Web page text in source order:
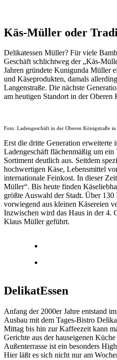
Käs-Müller oder
Delikatessen Müller? Für viele
Geschäft schlichtweg der „Käs-
Jahren gründete Kunigunda Müller
und Käseprodukten, damals
Langenstraße. Die nächste
am heutigen Standort in der Oberen
Foto: Ladengeschäft in der Oberen Königstraße
Erst die dritte Generation erweiterte
Ladengeschäft flächenmäßig um ein
Sortiment deutlich aus. Seitdem
hochwertigen Käse, Lebensmittel
internationale Feinkost. In dieser
Müller“. Bis heute finden
größte Auswahl der Stadt. Über 130
vorwiegend aus kleinen Käsereien
Inzwischen wird das Haus in der 4.
Klaus Müller geführt.
DelikatEssen
Anfang der 2000er Jahre entstand
Ausbau mit dem Tages-Bistro
Mittag bis hin zur Kaffeezeit kann
Gerichte aus der hauseigenen
Außenterrasse ist ein besonders
Hier läßt es sich nicht nur am